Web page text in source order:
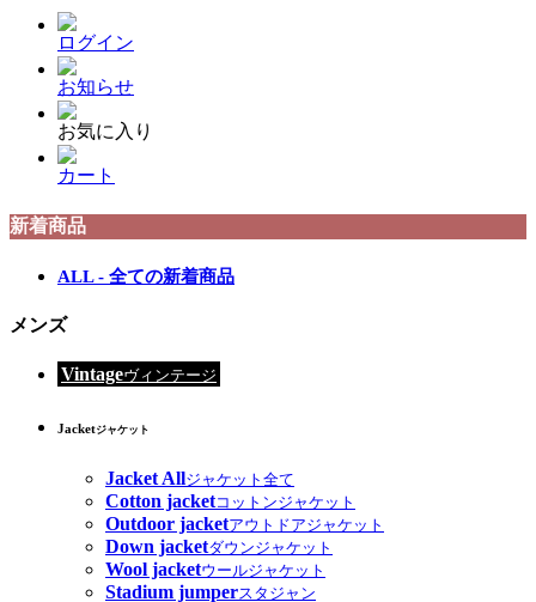
ログイン
お知らせ
お気に入り
カート
新着商品
ALL - 全ての新着商品
メンズ
Vintageヴィンテージ
Jacketジャケット
Jacket Allジャケット全て
Cotton jacketコットンジャケット
Outdoor jacketアウトドアジャケット
Down jacketダウンジャケット
Wool jacketウールジャケット
Stadium jumperスタジャン